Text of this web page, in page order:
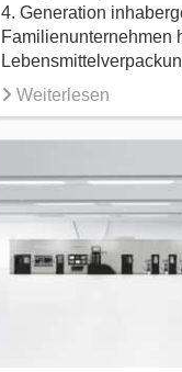
4. Generation
Familienunternehmen
Weiterlesen